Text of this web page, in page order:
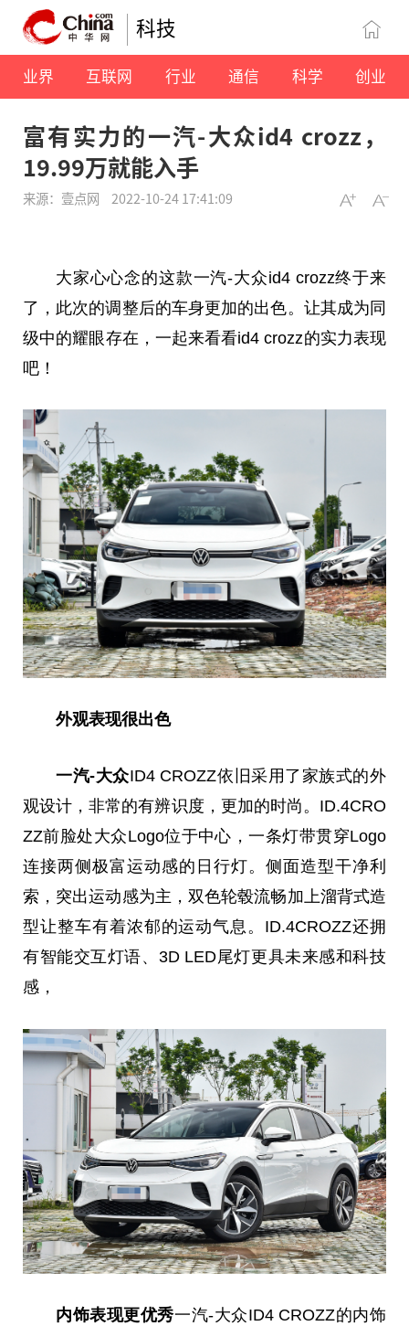
科技
业界 互联网 行业 通信 科学 创业
富有实力的一汽-大众id4 crozz，
19.99万就能入手
来源：壹点网 2022-10-24 17:41:09
大家心心念的这款一汽-大众id4 crozz终于来
了，此次的调整后的车身更加的出色。让其成为同
级中的耀眼存在，一起来看看id4 crozz的实力表现
吧！
外观表现很出色
一汽-大众ID4 CROZZ依旧采用了家族式的外
观设计，非常的有辨识度，更加的时尚。ID.4CRO
ZZ前脸处大众Logo位于中心，一条灯带贯穿Logo
连接两侧极富运动感的日行灯。侧面造型干净利
索，突出运动感为主，双色轮毂流畅加上溜背式造
型让整车有着浓郁的运动气息。ID.4CROZZ还拥
有智能交互灯语、3D LED尾灯更具未来感和科技
感，
内饰表现更优秀一汽-大众ID4 CROZZ的内饰